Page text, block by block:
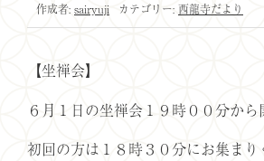
作成者: sairyuji カテゴリー: 西龍寺だより
【坐禅会】
６月１日の坐禅会１９時００分から
初回の方は１８時３０分にお集まり